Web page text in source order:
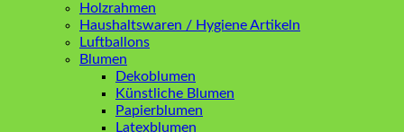
Holzrahmen
Haushaltswaren / Hygiene Artikeln
Luftballons
Blumen
Dekoblumen
Künstliche Blumen
Papierblumen
Latexblumen